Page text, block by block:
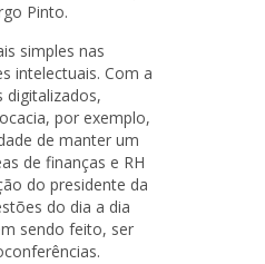
Pinto.
simples nas
intelectuais. Com a
digitalizados,
por exemplo,
de manter um
de finanças e RH
do presidente da
do dia a dia
sendo feito, ser